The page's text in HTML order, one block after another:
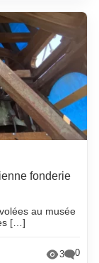
fonderie
au musée
[…]
3 0